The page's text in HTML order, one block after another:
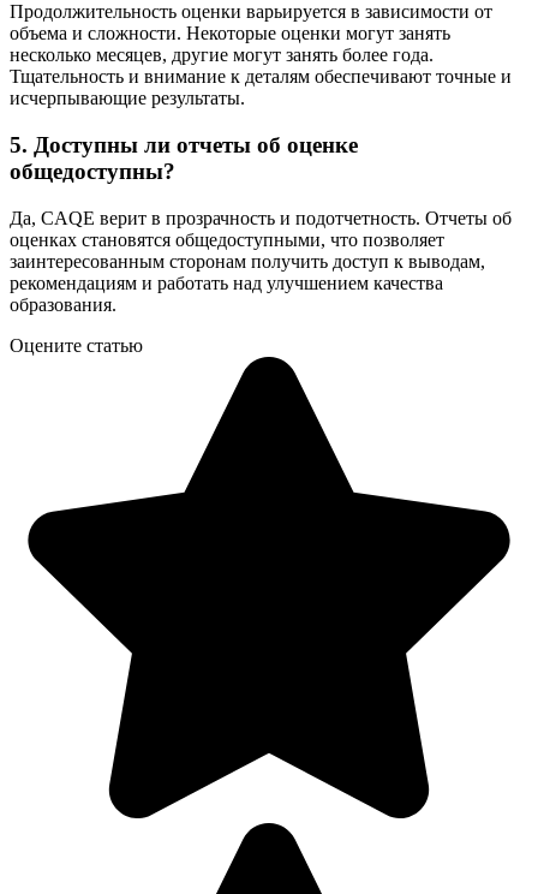
Продолжительность оценки варьируется в зависимости от
объема и сложности. Некоторые оценки могут занять
несколько месяцев, другие могут занять более года.
Тщательность и внимание к деталям обеспечивают точные и
исчерпывающие результаты.
5. Доступны ли отчеты об оценке
общедоступны?
Да, CAQE верит в прозрачность и подотчетность. Отчеты об
оценках становятся общедоступными, что позволяет
заинтересованным сторонам получить доступ к выводам,
рекомендациям и работать над улучшением качества
образования.
Оцените статью